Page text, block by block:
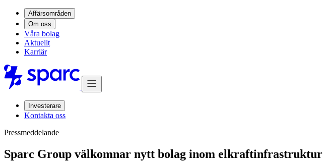
Affärsområden
Om oss
Våra bolag
Aktuellt
Karriär
Investerare
Kontakta oss
Pressmeddelande
Sparc Group välkomnar nytt bolag inom elkraftinfrastruktur